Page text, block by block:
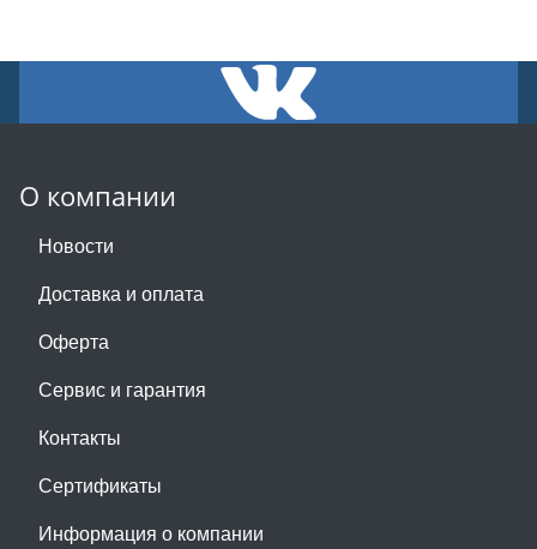
О компании
Новости
Доставка и оплата
Оферта
Сервис и гарантия
Контакты
Сертификаты
Информация о компании